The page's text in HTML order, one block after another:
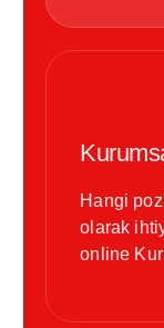
Hangi
olarak
online